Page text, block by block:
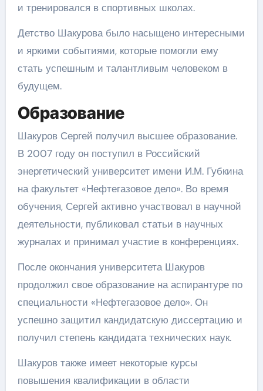
и тренировался в спортивных школах.
Детство Шакурова было насыщено интересными
и яркими событиями, которые помогли ему
стать успешным и талантливым человеком в
будущем.
Образование
Шакуров Сергей получил высшее образование.
В 2007 году он поступил в Российский
энергетический университет имени И.М. Губкина
на факультет «Нефтегазовое дело». Во время
обучения, Сергей активно участвовал в научной
деятельности, публиковал статьи в научных
журналах и принимал участие в конференциях.
После окончания университета Шакуров
продолжил свое образование на аспирантуре по
специальности «Нефтегазовое дело». Он
успешно защитил кандидатскую диссертацию и
получил степень кандидата технических наук.
Шакуров также имеет некоторые курсы
повышения квалификации в области